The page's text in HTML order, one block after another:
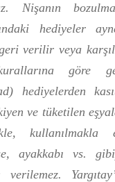
Nişanın
hediyeler
verilir veya
göre
hediyelerden
ve tüketilen
kullanılmakla
ayakkabı vs.